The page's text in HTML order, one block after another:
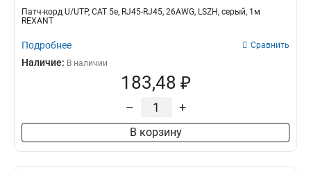
Патч-корд U/UTP, CAT 5e, RJ45-RJ45, 26AWG, LSZH, серый, 1м
REXANT
Подробнее Сравнить
Наличие: В наличии
183,48 ₽
– +
В корзину